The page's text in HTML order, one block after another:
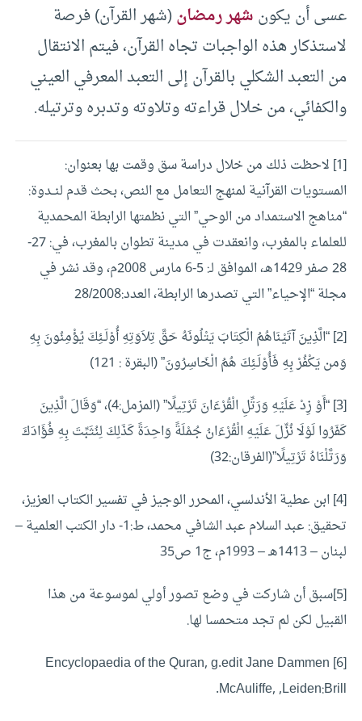
عسى أن يكونشهر رمضان(شهر القرآن) فرصة
لاستذكار هذه الواجبات تجاه القرآن، فيتم الانتقال
من التعبد الشكلي بالقرآن إلى التعبد المعرفي العيني
والكفائي، من خلال قراءته وتلاوته وتدبره وترتيله.
[1] لاحظت ذلك من خلال دراسة سق وقمت بها بعنوان:
المستويات القرآنية لمنهج التعامل مع النص، بحث قدم لنــدوة:
“مناهج الاستمداد من الوحي” التي نظمتها الرابطة المحمدية
للعلماء بالمغرب، وانعقدت في مدينة تطوان بالمغرب، في: 27-
28 صفر 1429هـ، الموافق لـ: 5-6 مارس 2008م، وقد نشر في
مجلة “الإحياء” التي تصدرها الرابطة، العدد:28/2008
[2] “الَّذِينَ آتَيْنَاهُمُ الْكِتَابَ يَتْلُونَهُ حَقَّ تِلاَوَتِهِ أُوْلَـئِكَ يُؤْمِنُونَ بِهِ
وَمن يَكْفُرْ بِهِ فَأُوْلَـئِكَ هُمُ الْخَاسِرُونَ” (البقرة : 121)
[3] “أَوْ زِدْ عَلَيْهِ وَرَتِّلِ الْقُرْءَانَ تَرْتِيلًا” (المزمل:4)، “وَقَالَ الَّذِينَ
كَفَرُوا لَوْلَا نُزِّلَ عَلَيْهِ الْقُرْءَانُ جُمْلَةً وَاحِدَةً كَذَلِكَ لِنُثَبِّتَ بِهِ فُؤَادَكَ
وَرَتَّلْنَاهُ تَرْتِيلًا”(الفرقان:32)
[4] ابن عطية الأندلسي، المحرر الوجيز في تفسير الكتاب العزيز،
تحقيق: عبد السلام عبد الشافي محمد، ط:1- دار الكتب العلمية –
لبنان – 1413هـ – 1993م، ج1 ص35
[5]سبق أن شاركت في وضع تصور أولي لموسوعة من هذا
القبيل لكن لم تجد متحمسا لها.
[6] Encyclopaedia of the Quran, g.edit Jane Dammen
McAuliffe, ,Leiden:Brill.